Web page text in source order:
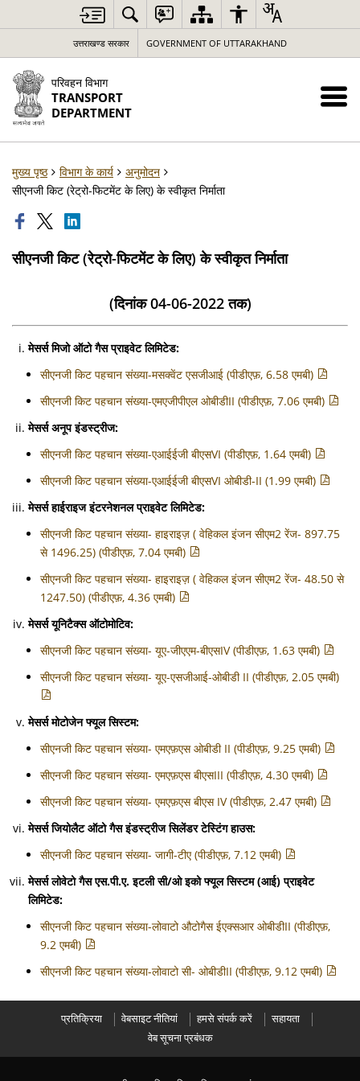
उत्तराखण्ड सरकार GOVERNMENT OF UTTARAKHAND
परिवहन विभाग
TRANSPORT
DEPARTMENT
मुख्य पृष्ठ विभाग के कार्य
अनुमोदन
सीएनजी किट (रेट्रो-फिटमेंट के लिए) के स्वीकृत निर्माता
सीएनजी किट (रेट्रो-फिटमेंट के लिए) के स्वीकृत निर्माता
(दिनांक 04-06-2022 तक)
मेसर्स मिजो ऑटो गैस प्राइवेट लिमिटेड:
सीएनजी किट पहचान संख्या-मसक्वेंट एसजीआई (पीडीएफ़, 6.58 एमबी)
सीएनजी किट पहचान संख्या-एमएजीपीएल ओबीडीII (पीडीएफ़, 7.06 एमबी)
मेसर्स अनूप इंडस्ट्रीज:
सीएनजी किट पहचान संख्या-एआईईजी बीएसVI (पीडीएफ़, 1.64 एमबी)
सीएनजी किट पहचान संख्या-एआईईजी बीएसVI ओबीडी-II (1.99 एमबी)
मेसर्स हाईराइज इंटरनेशनल प्राइवेट लिमिटेड:
सीएनजी किट पहचान संख्या- हाइराइज़ ( वेहिकल इंजन सीएम2 रेंज- 897.75
से 1496.25) (पीडीएफ़, 7.04 एमबी)
सीएनजी किट पहचान संख्या- हाइराइज़ ( वेहिकल इंजन सीएम2 रेंज- 48.50 से
1247.50) (पीडीएफ़, 4.36 एमबी)
मेसर्स यूनिटैक्स ऑटोमोटिव:
सीएनजी किट पहचान संख्या- यूए-जीएएम-बीएसIV (पीडीएफ़, 1.63 एमबी)
सीएनजी किट पहचान संख्या- यूए-एसजीआई-ओबीडी II (पीडीएफ़, 2.05 एमबी)
मेसर्स मोटोजेन फ्यूल सिस्टम:
सीएनजी किट पहचान संख्या- एमएफ़एस ओबीडी II (पीडीएफ़, 9.25 एमबी)
सीएनजी किट पहचान संख्या- एमएफ़एस बीएसIII (पीडीएफ़, 4.30 एमबी)
सीएनजी किट पहचान संख्या- एमएफ़एस बीएस IV (पीडीएफ़, 2.47 एमबी)
मेसर्स जियोलैट ऑटो गैस इंडस्ट्रीज सिलेंडर टेस्टिंग हाउस:
सीएनजी किट पहचान संख्या- जागी-टीए (पीडीएफ़, 7.12 एमबी)
मेसर्स लोवेटो गैस एस.पी.ए. इटली सी/ओ इको फ्यूल सिस्टम (आई) प्राइवेट
लिमिटेड:
सीएनजी किट पहचान संख्या-लोवाटो औटोगैस ईएक्सआर ओबीडीII (पीडीएफ़,
9.2 एमबी)
सीएनजी किट पहचान संख्या-लोवाटो सी- ओबीडीII (पीडीएफ़, 9.12 एमबी)
प्रतिक्रिया वेबसाइट नीतियां हमसे संपर्क करें
सहायता
वेब सूचना प्रबंधक